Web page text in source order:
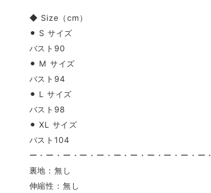
◆ Size（cm）
⚫︎ S サイズ
バスト90
⚫︎ M サイズ
バスト94
⚫︎ L サイズ
バスト98
⚫︎ XL サイズ
バスト104
ー・ー・ー・ー・ー・ー・ー・ー・ー・ー・ー・
裏地：無し
伸縮性：無し